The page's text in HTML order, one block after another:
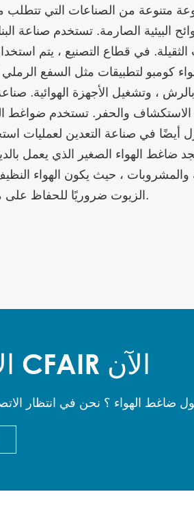
متنوعة من الصناعات التي تتطلب
البيئية الصارمة. تستخدم صناعة
الثقيلة. في قطاع التصنيع ، يتم
كومبو لتطبيقات مثل السفع
، وتشغيل الأجهزة الهوائية.
الاستكشاف والحفر. تستخدم ضواغط
أيضًا في صناعة التعدين لعمليات
ضاغط الهواء الصغير الذي يعمل
والمشروبات ، حيث يكون الهواء
الزيوت ضروريًا للحفاظ على معايير النظافة.
الاتصال CFAIR الآن